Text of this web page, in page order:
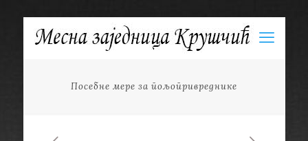
Посебне мере за пољопривреднике